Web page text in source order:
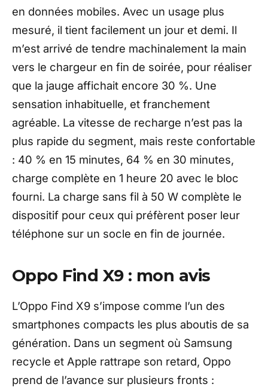
en données mobiles. Avec un usage plus
mesuré, il tient facilement un jour et demi. Il
m’est arrivé de tendre machinalement la main
vers le chargeur en fin de soirée, pour réaliser
que la jauge affichait encore 30 %. Une
sensation inhabituelle, et franchement
agréable. La vitesse de recharge n’est pas la
plus rapide du segment, mais reste confortable
: 40 % en 15 minutes, 64 % en 30 minutes,
charge complète en 1 heure 20 avec le bloc
fourni. La charge sans fil à 50 W complète le
dispositif pour ceux qui préfèrent poser leur
téléphone sur un socle en fin de journée.
Oppo Find X9 : mon avis
L’Oppo Find X9 s’impose comme l’un des
smartphones compacts les plus aboutis de sa
génération. Dans un segment où Samsung
recycle et Apple rattrape son retard, Oppo
prend de l’avance sur plusieurs fronts :